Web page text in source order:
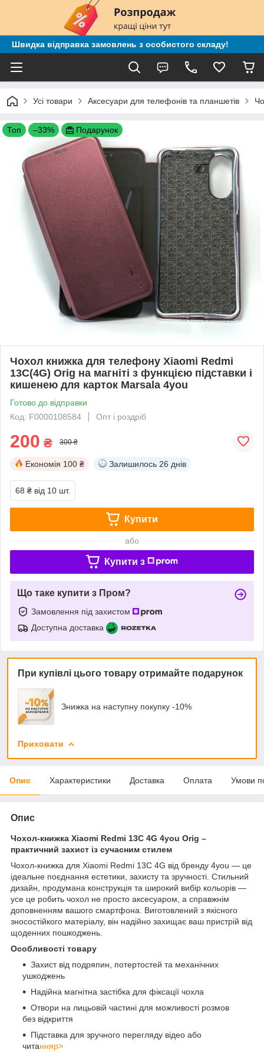
Швидка відправка замовлень з особистого складу!
Усі товари Аксесуари для телефонів та планшетів
Топ –33% Подарунок
Чохол книжка для телефону Xiaomi Redmi
13C(4G) Orig на магніті з функцією підставки і
кишенею для карток Marsala 4you
Готово до відправки
Код: F0000108584
Опт і роздріб
200 ₴ 300 ₴
Економія 100 ₴ Залишилось 26 днів
68 ₴ від 10 шт.
Купити
або
Купити з
Що таке купити з Пром?
Замовлення під захистом
Доступна доставка
При купівлі цього товару отримайте подарунок
Знижка на наступну покупку -10%
Приховати
Опис Характеристики Доставка Оплата Умови
Опис
Чохол-книжка Xiaomi Redmi 13C 4G 4you Orig –
практичний захист із сучасним стилем
Чохол-книжка для Xiaomi Redmi 13C 4G від бренду 4you — це
ідеальне поєднання естетики, захисту та зручності. Стильний
дизайн, продумана конструкція та широкий вибір кольорів —
усе це робить чохол не просто аксесуаром, а справжнім
доповненням вашого смартфона. Виготовлений з якісного
зносостійкого матеріалу, він надійно захищає ваш пристрій від
щоденних пошкоджень.
Особливості товару
Захист від подряпин, потертостей та механічних
ушкоджень
Надійна магнітна застібка для фіксації чохла
Отвори на лицьовій частині для можливості розмов
без відкриття
Підставка для зручного перегляду відео або
читанняp>